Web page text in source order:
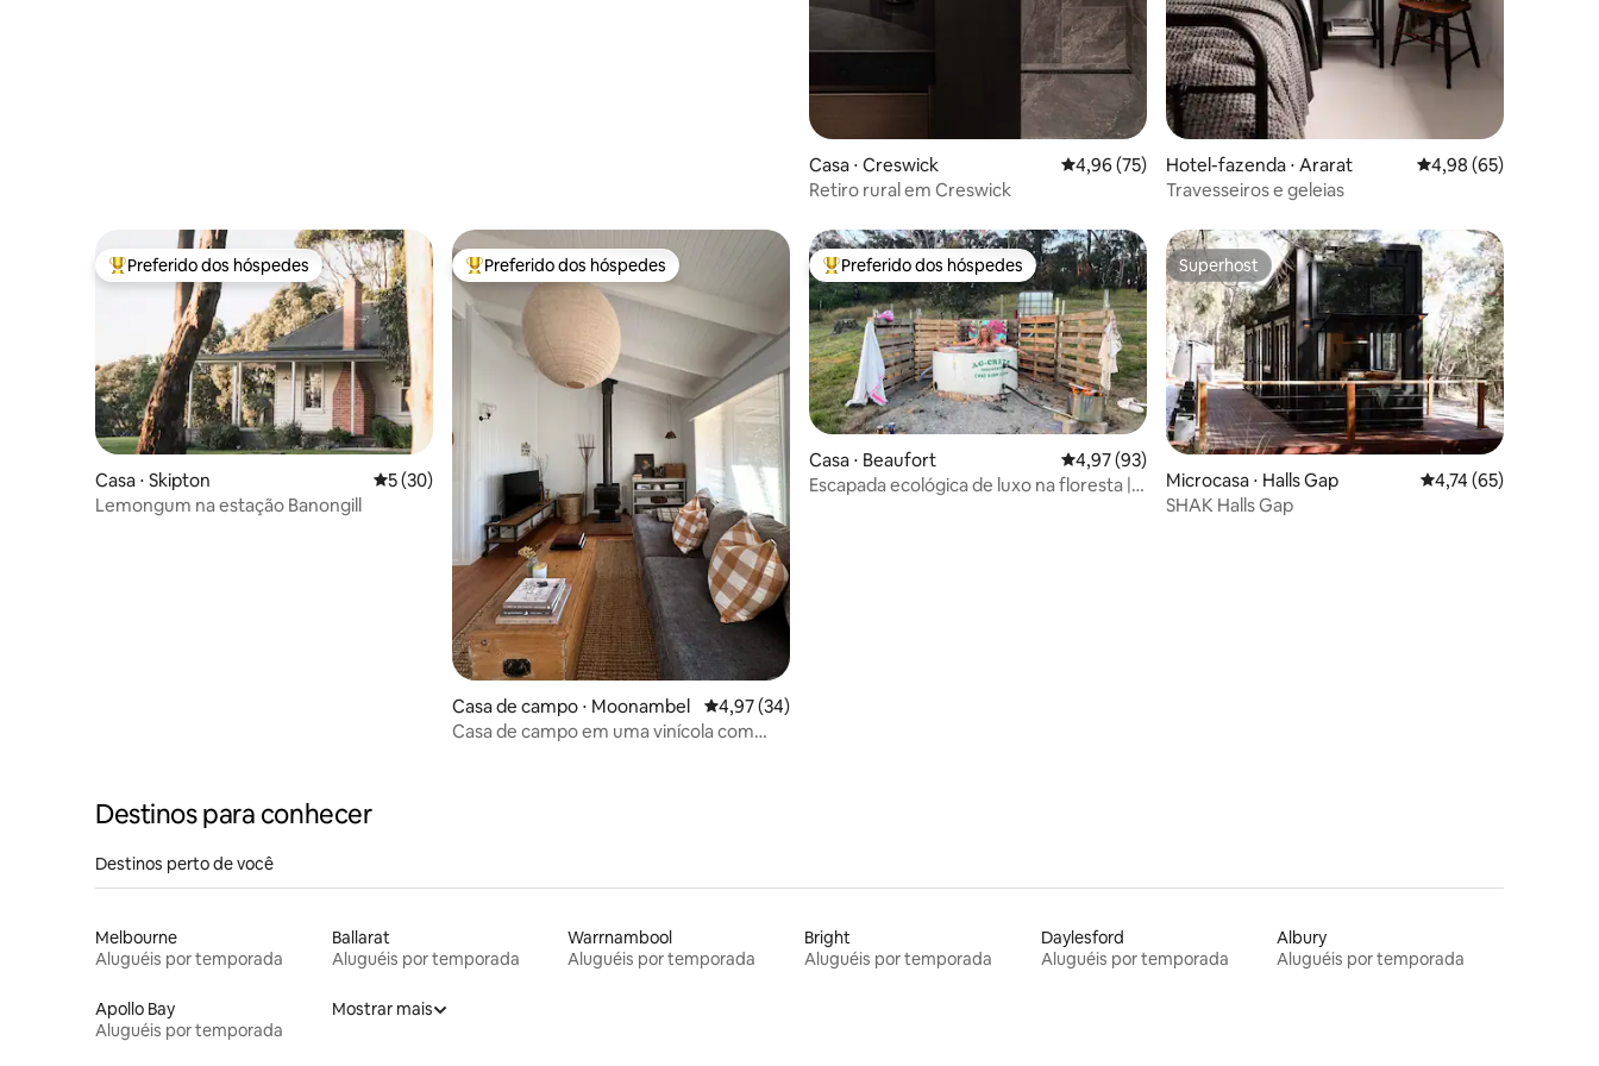
Casa ⋅ Creswick 4,96 de uma avaliação média de 5, 75 avaliações
4,96 (75)
Retiro rural em Creswick
Hotel-fazenda ⋅ Ararat 4,98 de uma
4,98 (65)
Travesseiros e geleias
Entre os melhores preferidos dos hóspedes
Preferido dos hóspedes
Casa ⋅ Skipton 5 de uma avaliação média de 5, 30 avaliações
5 (30)
Lemongum na estação Banongill
Entre os melhores preferidos dos hóspedes
Preferido dos hóspedes
Casa de campo ⋅ Moonambel 4,97 de uma avaliação média de 5, 34 avaliações
4,97 (34)
Casa de campo em uma vinícola com
Entre os melhores preferidos dos hóspedes
Preferido dos hóspedes
Casa ⋅ Beaufort 4,97 de uma avaliação média de 5, 93 avaliações
4,97 (93)
Escapada ecológica de luxo na floresta |
Superhost
Superhost
Microcasa ⋅ Halls Gap 4,74 de uma
4,74 (65)
SHAK Halls Gap
Destinos para conhecer
Destinos perto de você
Melbourne
Aluguéis por temporada
Ballarat
Aluguéis por temporada
Warrnambool
Aluguéis por temporada
Bright
Aluguéis por temporada
Daylesford
Aluguéis por temporada
Albury
Aluguéis por temporada
Apollo Bay
Aluguéis por temporada
Mostrar mais